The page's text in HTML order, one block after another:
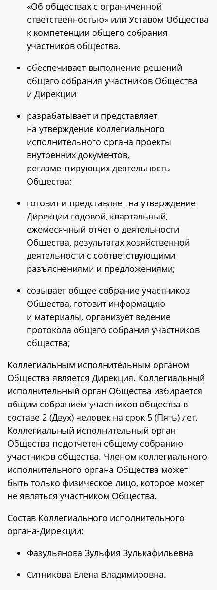
«Об обществах с ограниченной
ответственностью» или Уставом Общества
к компетенции общего собрания
участников общества.
обеспечивает выполнение решений
общего собрания участников Общества
и Дирекции;
разрабатывает и представляет
на утверждение коллегиального
исполнительного органа проекты
внутренних документов,
регламентирующих деятельность
Общества;
готовит и представляет на утверждение
Дирекции годовой, квартальный,
ежемесячный отчет о деятельности
Общества, результатах хозяйственной
деятельности с соответствующими
разъяснениями и предложениями;
созывает общее собрание участников
Общества, готовит информацию
и материалы, организует ведение
протокола общего собрания участников
общества;
Коллегиальным исполнительным органом
Общества является Дирекция. Коллегиальный
исполнительный орган Общества избирается
общим собранием участников общества в
составе 2 (Двух) человек на срок 5 (Пять) лет.
Коллегиальный исполнительный орган
Общества подотчетен общему собранию
участников общества. Членом коллегиального
исполнительного органа Общества может
быть только физическое лицо, которое может
не являться участником Общества.
Состав Коллегиального исполнительного
органа-Дирекции:
Фазульянова Зульфия Зулькафильевна
Ситникова Елена Владимировна.